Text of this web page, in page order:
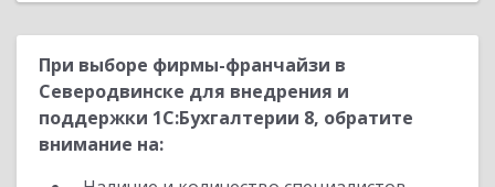
При выборе фирмы-франчайзи в
Северодвинске для внедрения и
поддержки 1С:Бухгалтерии 8, обратите
внимание на: